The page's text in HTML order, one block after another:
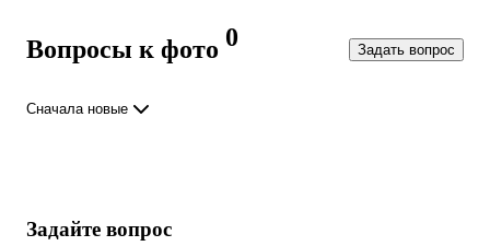
Вопросы к фото 0 Задать вопрос
Сначала новые
Задайте вопрос